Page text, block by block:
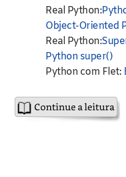
Real Python:
Object-Oriented
Real Python:
Python super()
Python com Flet: